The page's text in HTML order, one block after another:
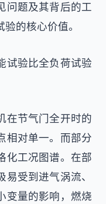
问题及其背后的工
的核心价值。
试验比全负荷试验
在节气门全开时的
相对单一。而部分
化工况图谱。在部
受到进气涡流、
变量的影响，燃烧